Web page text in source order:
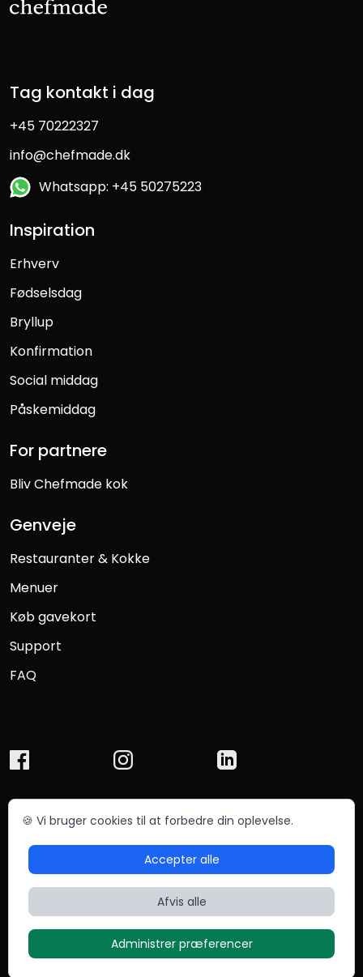
Tag kontakt i dag
+45 70222327
info@chefmade.dk
Whatsapp: +45 50275223
Inspiration
Erhverv
Fødselsdag
Bryllup
Konfirmation
Social middag
Påskemiddag
For partnere
Bliv Chefmade kok
Genveje
Restauranter & Kokke
Menuer
Køb gavekort
Support
FAQ
© Chefmade ApS 2025
Betingelser
Sitemap
🍪 Vi bruger cookies til at forbedre din oplevelse.
Accepter alle
Afvis alle
Administrer præferencer